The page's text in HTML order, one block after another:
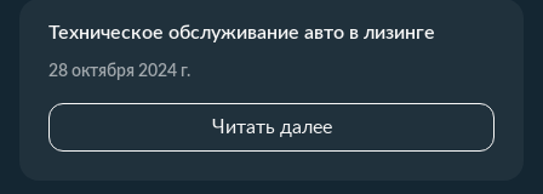
Техническое обслуживание авто в лизинге
28 октября 2024 г.
Читать далее